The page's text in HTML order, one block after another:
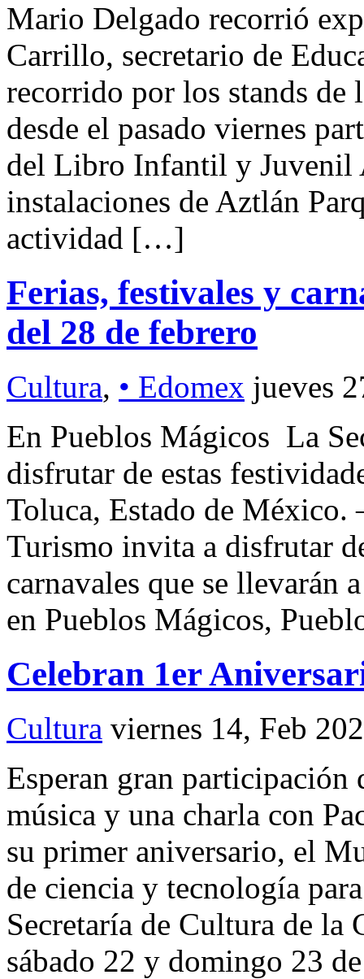
Mario Delgado recorrió
Carrillo, secretario de
recorrido por los stands de
desde el pasado viernes
del Libro Infantil y Juvenil
instalaciones de Aztlán
actividad […]
Ferias, festivales y
del 28 de febrero
Cultura, • Edomex jueves
En Pueblos Mágicos La
disfrutar de estas
Toluca, Estado de México.
Turismo invita a disfrutar
carnavales que se llevarán
en Pueblos Mágicos,
Celebran 1er
Cultura viernes 14, Feb
Esperan gran
música y una charla con
su primer aniversario, el
de ciencia y tecnología
Secretaría de Cultura de la
sábado 22 y domingo 23